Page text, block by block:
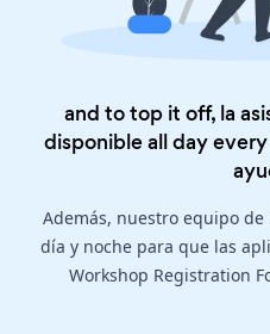
and to top it off, la
disponible all day
Además, nuestro equipo
día y noche para que las
Workshop Registration